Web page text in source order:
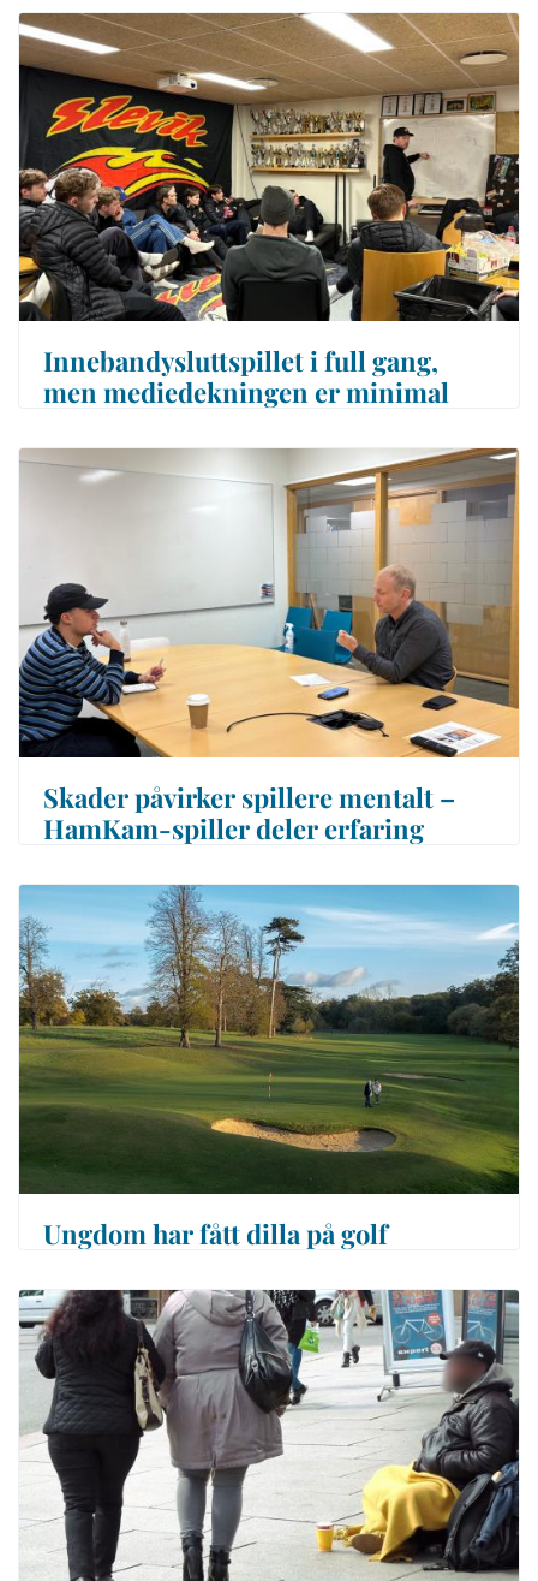
Innebandysluttspillet i full gang,
men mediedekningen er minimal
Skader påvirker spillere mentalt –
HamKam-spiller deler erfaring
Ungdom har fått dilla på golf